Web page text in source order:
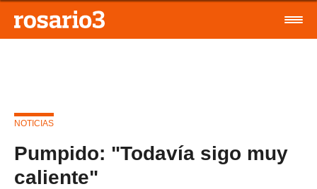
NOTICIAS
Pumpido: "Todavía sigo muy
caliente"